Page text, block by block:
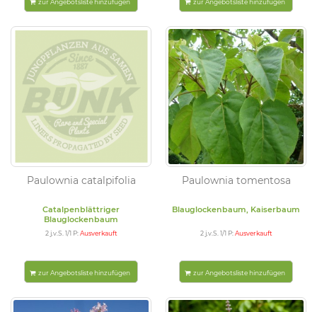
Paulownia catalpifolia
Catalpenblättriger
Blauglockenbaum
2 j.v.S. 1/1 P: Ausverkauft
zur Angebotsliste hinzufügen
Paulownia tomentosa
Blauglockenbaum, Kaiserbaum
2 j.v.S. 1/1 P: Ausverkauft
zur Angebotsliste hinzufügen